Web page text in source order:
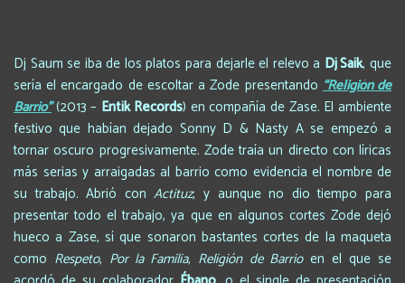
Dj Saum se iba de los platos para dejarle el relevo a Dj Saik, que
sería el encargado de escoltar a Zode presentando“Religión de
Barrio”(2013 – Entik Records) en compañía de Zase. El ambiente
festivo que habían dejado Sonny D & Nasty A se empezó a
tornar oscuro progresivamente. Zode traía un directo con líricas
más serias y arraigadas al barrio como evidencia el nombre de
su trabajo. Abrió conActituz, y aunque no dio tiempo para
presentar todo el trabajo, ya que en algunos cortes Zode dejó
hueco a Zase, sí que sonaron bastantes cortes de la maqueta
como Respeto, Por la Familia, Religión de Barrioen el que se